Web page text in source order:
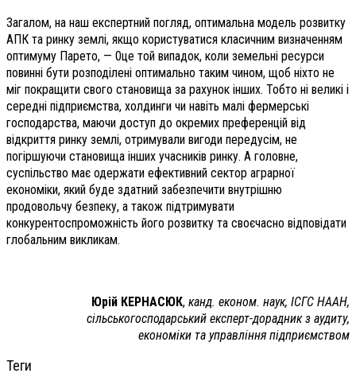
Загалом, на наш експертний погляд, оптимальна модель розвитку
АПК та ринку землі, якщо користуватися класичним визначенням
оптимуму Парето, — 0це той випадок, коли земельні ресурси
повинні бути розподілені оптимально таким чином, щоб ніхто не
міг покращити свого становища за рахунок інших. Тобто ні великі і
середні підприємства, холдинги чи навіть малі фермерські
господарства, маючи доступ до окремих преференцій від
відкриття ринку землі, отримували вигоди передусім, не
погіршуючи становища інших учасників ринку. А головне,
суспільство має одержати ефективний сектор аграрної
економіки, який буде здатний забезпечити внутрішню
продовольчу безпеку, а також підтримувати
конкурентоспроможність його розвитку та своєчасно відповідати
глобальним викликам.
Юрій КЕРНАСЮК, канд. економ. наук, ІСГС НААН,
сільськогосподарський експерт-дорадник з аудиту,
економіки та управління підприємством
Теги